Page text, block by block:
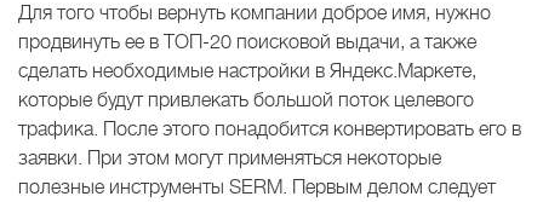
Для того чтобы вернуть компании доброе имя, нужно
продвинуть ее в ТОП-20 поисковой выдачи, а также
сделать необходимые настройки в Яндекс.Маркете,
которые будут привлекать большой поток целевого
трафика. После этого понадобится конвертировать его в
заявки. При этом могут применяться некоторые
полезные инструменты SERM. Первым делом следует